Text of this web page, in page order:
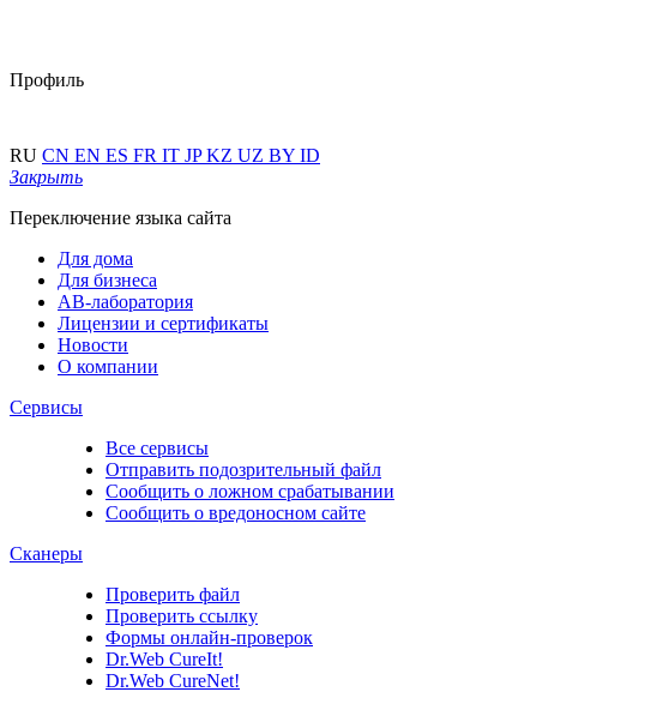
Профиль
RU CN EN ES FR IT JPKZ UZ BY ID
Закрыть
Переключение языка сайта
Для дома
Для бизнеса
АВ-лаборатория
Лицензии и сертификаты
Новости
О компании
Сервисы
Все сервисы
Отправить подозрительный файл
Сообщить о ложном срабатывании
Сообщить о вредоносном сайте
Сканеры
Проверить файл
Проверить ссылку
Формы онлайн-проверок
Dr.Web CureIt!
Dr.Web CureNet!